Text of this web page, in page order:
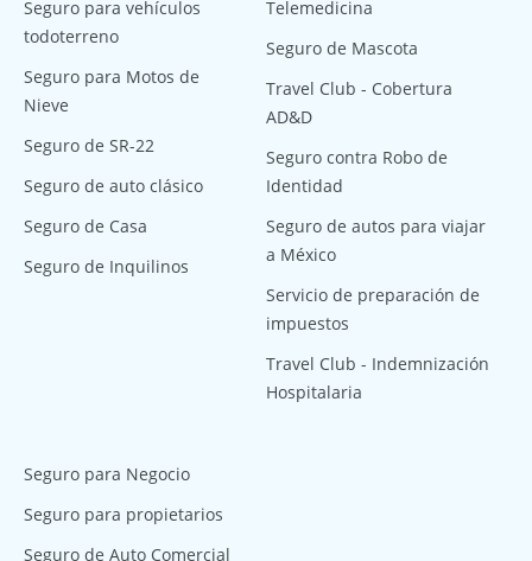
Seguro para vehículos
todoterreno
Seguro para Motos de
Nieve
Seguro de SR-22
Seguro de auto clásico
Seguro de Casa
Seguro de Inquilinos
Telemedicina
Seguro de Mascota
Travel Club - Cobertura
AD&D
Seguro contra Robo de
Identidad
Seguro de autos para viajar
a México
Servicio de preparación de
impuestos
Travel Club - Indemnización
Hospitalaria
Seguro para Negocio
Seguro para propietarios
Seguro de Auto Comercial